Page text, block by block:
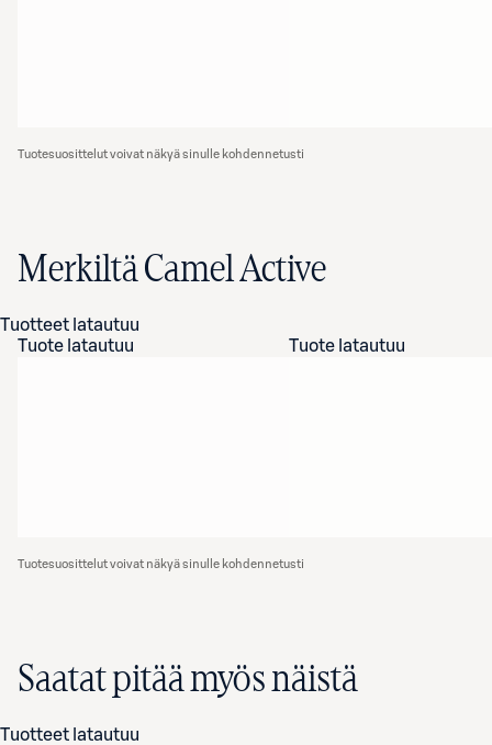
Tuotesuosittelut voivat näkyä sinulle kohdennetusti
Merkiltä Camel Active
Tuotteet latautuu
Tuote latautuu
Tuote latautuu
Tuotesuosittelut voivat näkyä sinulle kohdennetusti
Saatat pitää myös näistä
Tuotteet latautuu